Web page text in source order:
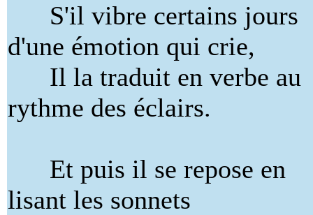
S'il vibre certains jours
d'une émotion qui crie,
Il la traduit en verbe au
rythme des éclairs.
Et puis il se repose en
lisant les sonnets